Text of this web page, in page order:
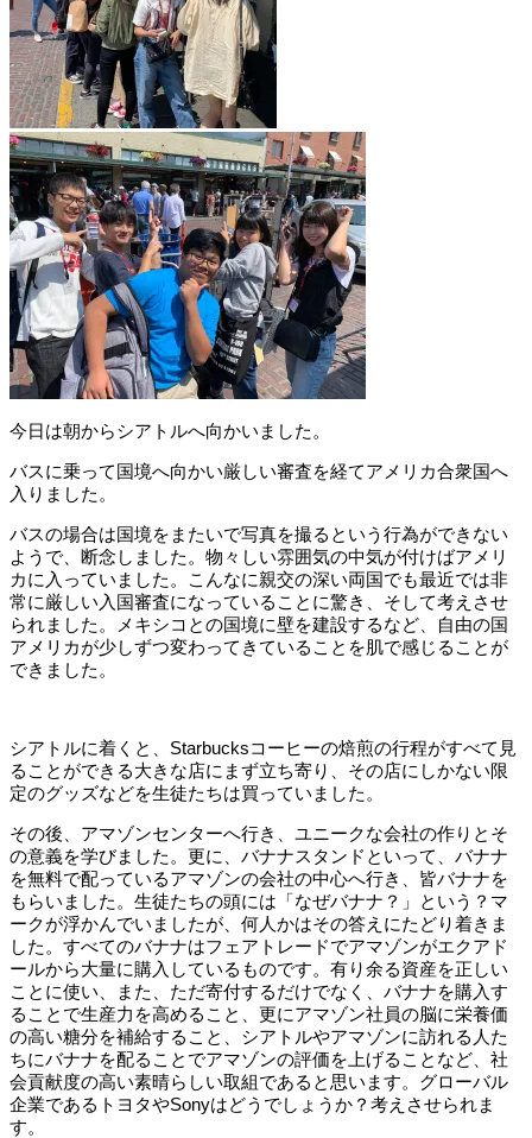
今日は朝からシアトルへ向かいました。
バスに乗って国境へ向かい厳しい審査を経てアメリカ合衆国へ
入りました。
バスの場合は国境をまたいで写真を撮るという行為ができない
ようで、断念しました。物々しい雰囲気の中気が付けばアメリ
カに入っていました。こんなに親交の深い両国でも最近では非
常に厳しい入国審査になっていることに驚き、そして考えさせ
られました。メキシコとの国境に壁を建設するなど、自由の国
アメリカが少しずつ変わってきていることを肌で感じることが
できました。
シアトルに着くと、 Starbucksコーヒーの焙煎の行程がすべて見
ることができる大きな店にまず立ち寄り、その店にしかない限
定のグッズなどを生徒たちは買っていました。
その後、アマゾンセンターへ行き、ユニークな会社の作りとそ
の意義を学びました。更に、バナナスタンドといって、バナナ
を無料で配っているアマゾンの会社の中心へ行き、皆バナナを
もらいました。生徒たちの頭には「なぜバナナ？」という？マ
ークが浮かんでいましたが、何人かはその答えにたどり着きま
した。すべてのバナナはフェアトレードでアマゾンがエクアド
ールから大量に購入しているものです。有り余る資産を正しい
ことに使い、また、ただ寄付するだけでなく、バナナを購入す
ることで生産力を高めること、更にアマゾン社員の脳に栄養価
の高い糖分を補給すること、シアトルやアマゾンに訪れる人た
ちにバナナを配ることでアマゾンの評価を上げることなど、社
会貢献度の高い素晴らしい取組であると思います。グローバル
企業であるトヨタやSonyはどうでしょうか？考えさせられま
す。